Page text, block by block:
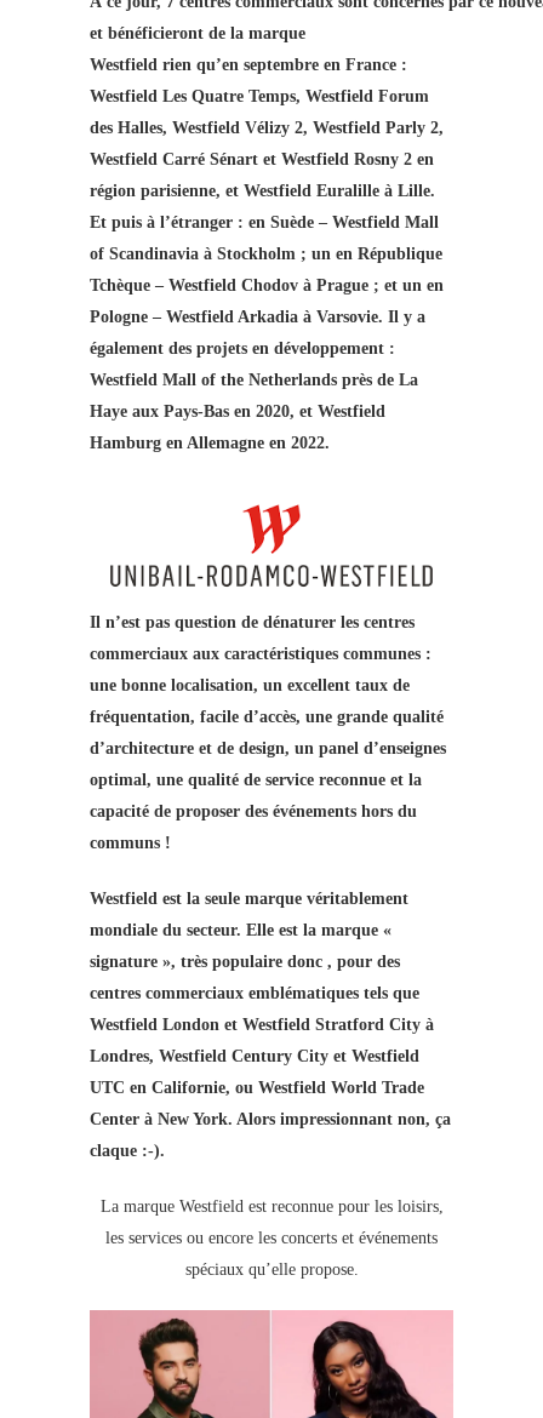
et bénéficieront de la marque
Westfield rien qu’en septembre en France :
Westfield Les Quatre Temps, Westfield Forum
des Halles, Westfield Vélizy 2, Westfield Parly 2,
Westfield Carré Sénart et Westfield Rosny 2 en
région parisienne, et Westfield Euralille à Lille.
Et puis à l’étranger : en Suède – Westfield Mall
of Scandinavia à Stockholm ; un en République
Tchèque – Westfield Chodov à Prague ; et un en
Pologne – Westfield Arkadia à Varsovie. Il y a
également des projets en développement :
Westfield Mall of the Netherlands près de La
Haye aux Pays-Bas en 2020, et Westfield
Hamburg en Allemagne en 2022.
Il n’est pas question de dénaturer les centres
commerciaux aux caractéristiques communes :
une bonne localisation, un excellent taux de
fréquentation, facile d’accès, une grande qualité
d’architecture et de design, un panel d’enseignes
optimal, une qualité de service reconnue et la
capacité de proposer des événements hors du
communs !
Westfield est la seule marque véritablement
mondiale du secteur. Elle est la marque «
signature », très populaire donc , pour des
centres commerciaux emblématiques tels que
Westfield London et Westfield Stratford City à
Londres, Westfield Century City et Westfield
UTC en Californie, ou Westfield World Trade
Center à New York. Alors impressionnant non, ça
claque :-).
La marque Westfield est reconnue pour les loisirs,
les services ou encore les concerts et événements
spéciaux qu’elle propose.